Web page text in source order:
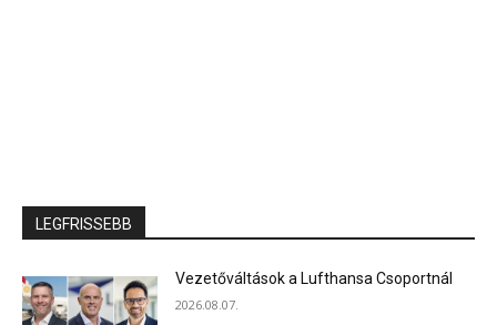
LEGFRISSEBB
Vezetőváltások a Lufthansa Csoportnál
2026.08.07.